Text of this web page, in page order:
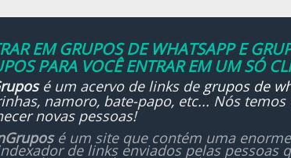
EM GRUPOS DE WHATSAPP E
PARA VOCÊ ENTRAR EM UM SÓ
é um acervo de links de grupos de
namoro, bate-papo, etc... Nós
novas pessoas!
é um site que contém uma
de links enviados pelas